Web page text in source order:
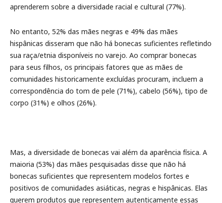
aprenderem sobre a diversidade racial e cultural (77%).
No entanto, 52% das mães negras e 49% das mães
hispânicas disseram que não há bonecas suficientes refletindo
sua raça/etnia disponíveis no varejo. Ao comprar bonecas
para seus filhos, os principais fatores que as mães de
comunidades historicamente excluídas procuram, incluem a
correspondência do tom de pele (71%), cabelo (56%), tipo de
corpo (31%) e olhos (26%).
Mas, a diversidade de bonecas vai além da aparência física. A
maioria (53%) das mães pesquisadas disse que não há
bonecas suficientes que representem modelos fortes e
positivos de comunidades asiáticas, negras e hispânicas. Elas
querem produtos que representem autenticamente essas